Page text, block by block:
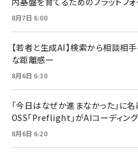
8月7日 6:00
【若者と生成AI】検索から相談相
な距離感ー
8月6日 6:30
「今日はなぜか進まなかった」に
OSS「Preflight」がAIコーディン
8月6日 6:20